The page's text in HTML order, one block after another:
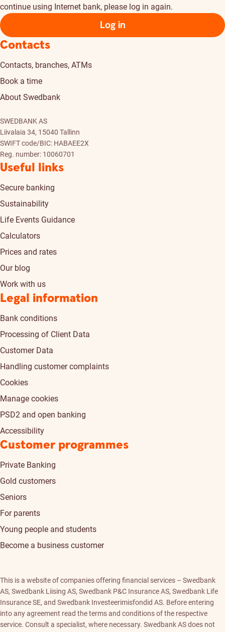
continue using Internet bank, please log in again.
Log in
Contacts
Contacts, branches, ATMs
Book a time
About Swedbank
SWEDBANK AS
Liivalaia 34, 15040 Tallinn
SWIFT code/BIC: HABAEE2X
Reg. number: 10060701
Useful links
Secure banking
Sustainability
Life Events Guidance
Calculators
Prices and rates
Our blog
Work with us
Legal information
Bank conditions
Processing of Client Data
Customer Data
Handling customer complaints
Cookies
Manage cookies
PSD2 and open banking
Accessibility
Customer programmes
Private Banking
Gold customers
Seniors
For parents
Young people and students
Become a business customer
This is a website of companies offering financial services – Swedbank
AS, Swedbank Liising AS, Swedbank P&C Insurance AS, Swedbank Life
Insurance SE, and Swedbank Investeerimisfondid AS. Before entering
into any agreement read the terms and conditions of the respective
service. Consult a specialist, where necessary. Swedbank AS does not